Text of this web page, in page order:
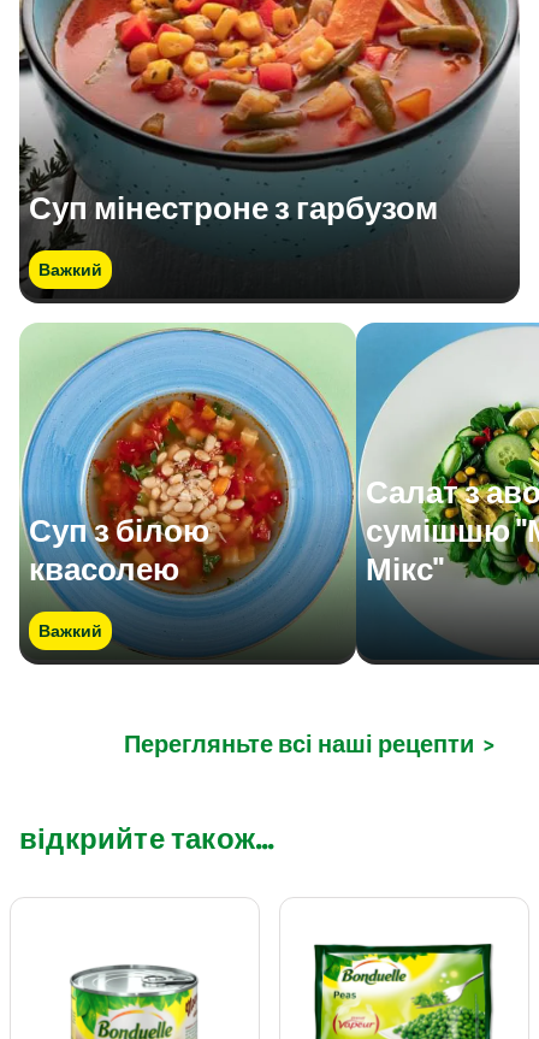
Суп мінестроне з гарбузом
Важкий
Суп з білою
квасолею
Важкий
Салат з
сумішшю
Мікс"
Перегляньте всі наші рецепти >
відкрийте також...